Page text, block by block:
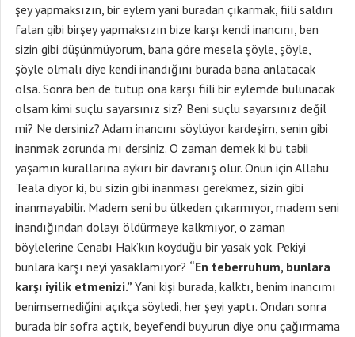
şey yapmaksızın, bir eylem yani buradan çıkarmak, fiili saldırı
falan gibi birşey yapmaksızın bize karşı kendi inancını, ben
sizin gibi düşünmüyorum, bana göre mesela şöyle, şöyle,
şöyle olmalı diye kendi inandığını burada bana anlatacak
olsa. Sonra ben de tutup ona karşı fiili bir eylemde bulunacak
olsam kimi suçlu sayarsınız siz? Beni suçlu sayarsınız değil
mi? Ne dersiniz? Adam inancını söylüyor kardeşim, senin gibi
inanmak zorunda mı dersiniz. O zaman demek ki bu tabii
yaşamın kurallarına aykırı bir davranış olur. Onun için Allahu
Teala diyor ki, bu sizin gibi inanması gerekmez, sizin gibi
inanmayabilir. Madem seni bu ülkeden çıkarmıyor, madem seni
inandığından dolayı öldürmeye kalkmıyor, o zaman
böylelerine Cenabı Hak’kın koyduğu bir yasak yok. Pekiyi
bunlara karşı neyi yasaklamıyor? “En teberruhum, bunlara
karşı iyilik etmenizi.” Yani kişi burada, kalktı, benim inancımı
benimsemediğini açıkça söyledi, her şeyi yaptı. Ondan sonra
burada bir sofra açtık, beyefendi buyurun diye onu çağırmama